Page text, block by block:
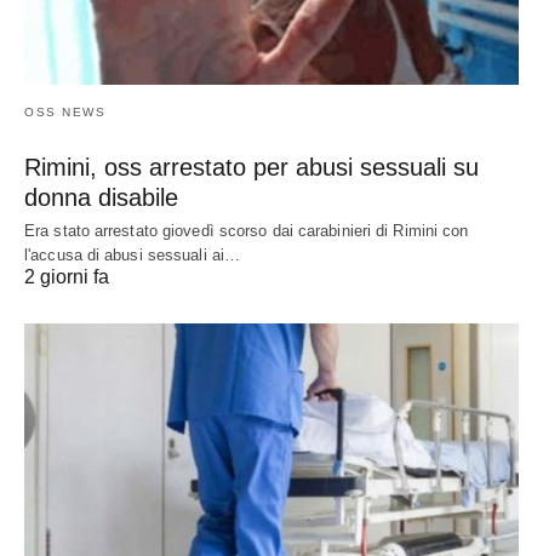
OSS NEWS
Rimini, oss arrestato per abusi sessuali su
donna disabile
Era stato arrestato giovedì scorso dai carabinieri di Rimini con
l'accusa di abusi sessuali ai…
2 giorni fa